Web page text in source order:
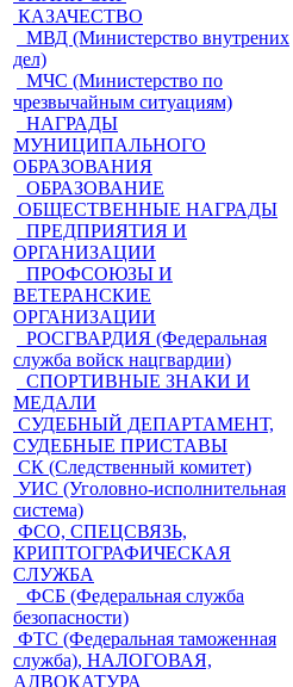
КАЗАЧЕСТВО
МВД (Министерство внутрених
дел)
МЧС (Министерство по
чрезвычайным ситуациям)
НАГРАДЫ
МУНИЦИПАЛЬНОГО
ОБРАЗОВАНИЯ
ОБРАЗОВАНИЕ
ОБЩЕСТВЕННЫЕ НАГРАДЫ
ПРЕДПРИЯТИЯ И
ОРГАНИЗАЦИИ
ПРОФСОЮЗЫ И
ВЕТЕРАНСКИЕ
ОРГАНИЗАЦИИ
РОСГВАРДИЯ (Федеральная
служба войск нацгвардии)
СПОРТИВНЫЕ ЗНАКИ И
МЕДАЛИ
СУДЕБНЫЙ ДЕПАРТАМЕНТ,
СУДЕБНЫЕ ПРИСТАВЫ
СК (Следственный комитет)
УИС (Уголовно-исполнительная
система)
ФСО, СПЕЦСВЯЗЬ,
КРИПТОГРАФИЧЕСКАЯ
СЛУЖБА
ФСБ (Федеральная служба
безопасности)
ФТС (Федеральная таможенная
служба), НАЛОГОВАЯ,
АДВОКАТУРА